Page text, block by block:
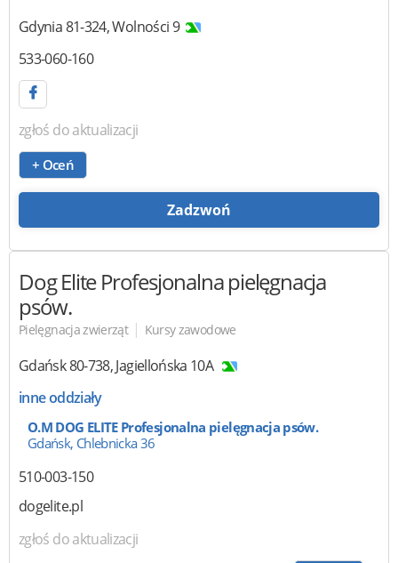
Gdynia81-324,Wolności 9
533-060-160
zgłoś do aktualizacji
+ Oceń
Zadzwoń
Dog Elite Profesjonalna pielęgnacja
psów.
Pielęgnacja zwierząt | Kursy zawodowe
Gdańsk80-738,Jagiellońska 10A
inne oddziały
O.M DOG ELITE Profesjonalna pielęgnacja psów.
Gdańsk, Chlebnicka 36
510-003-150
dogelite.pl
zgłoś do aktualizacji